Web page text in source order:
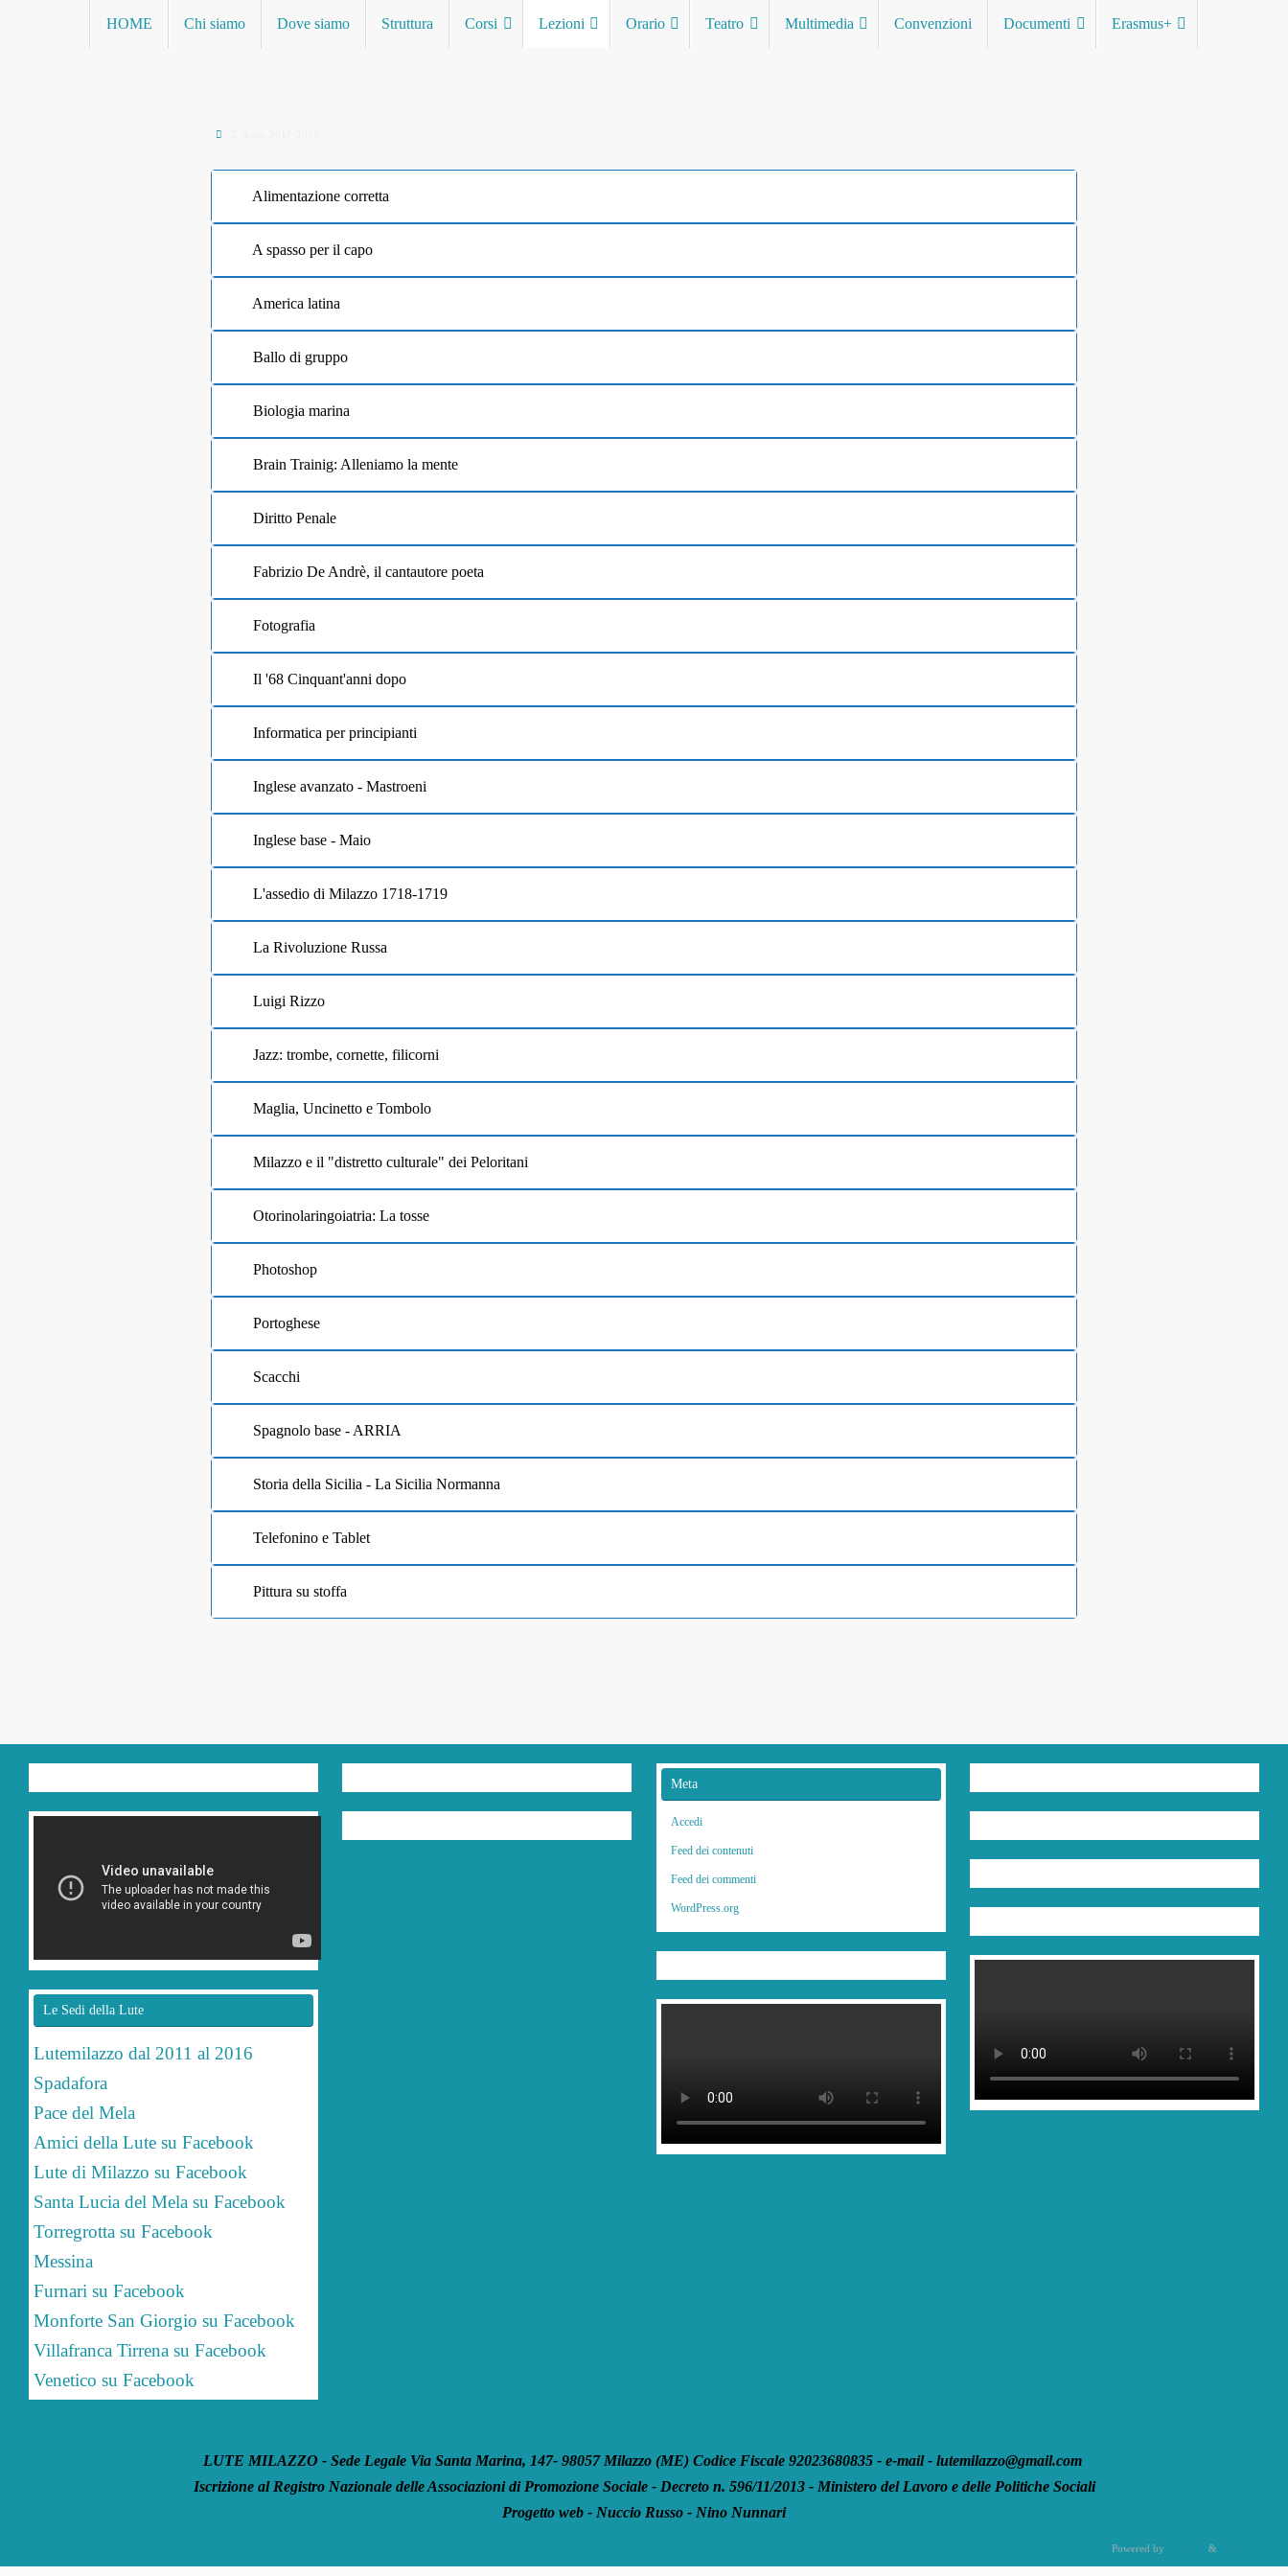
HOME Chi siamo Dove siamo Struttura Corsi Lezioni Orario Teatro Multimedia Convenzioni Documenti Erasmus+
Alimentazione corretta
A spasso per il capo
America latina
Ballo di gruppo
Biologia marina
Brain Trainig: Alleniamo la mente
Diritto Penale
Fabrizio De Andrè, il cantautore poeta
Fotografia
Il '68 Cinquant'anni dopo
Informatica per principianti
Inglese avanzato - Mastroeni
Inglese base - Maio
L'assedio di Milazzo 1718-1719
La Rivoluzione Russa
Luigi Rizzo
Jazz: trombe, cornette, filicorni
Maglia, Uncinetto e Tombolo
Milazzo e il "distretto culturale" dei Peloritani
Otorinolaringoiatria: La tosse
Photoshop
Portoghese
Scacchi
Spagnolo base - ARRIA
Storia della Sicilia - La Sicilia Normanna
Telefonino e Tablet
Pittura su stoffa
Le Sedi della Lute
Lutemilazzo dal 2011 al 2016
Spadafora
Pace del Mela
Amici della Lute su Facebook
Lute di Milazzo su Facebook
Santa Lucia del Mela su Facebook
Torregrotta su Facebook
Messina
Furnari su Facebook
Monforte San Giorgio su Facebook
Villafranca Tirrena su Facebook
Venetico su Facebook
Meta
Accedi
Feed dei contenuti
Feed dei commenti
WordPress.org
LUTE MILAZZO - Sede Legale Via Santa Marina, 147- 98057 Milazzo (ME) Codice Fiscale 92023680835 - e-mail - lutemilazzo@gmail.com
Iscrizione al Registro Nazionale delle Associazioni di Promozione Sociale - Decreto n. 596/11/2013 - Ministero del Lavoro e delle Politiche Sociali
Progetto web - Nuccio Russo - Nino Nunnari
Powered by &